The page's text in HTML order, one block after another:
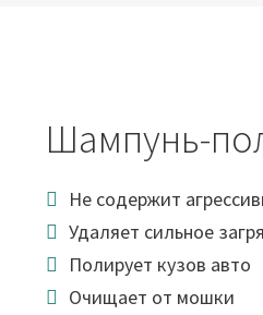
Шампунь-
Не содержит
Удаляет сильное
Полирует кузов авто
Очищает от мошки